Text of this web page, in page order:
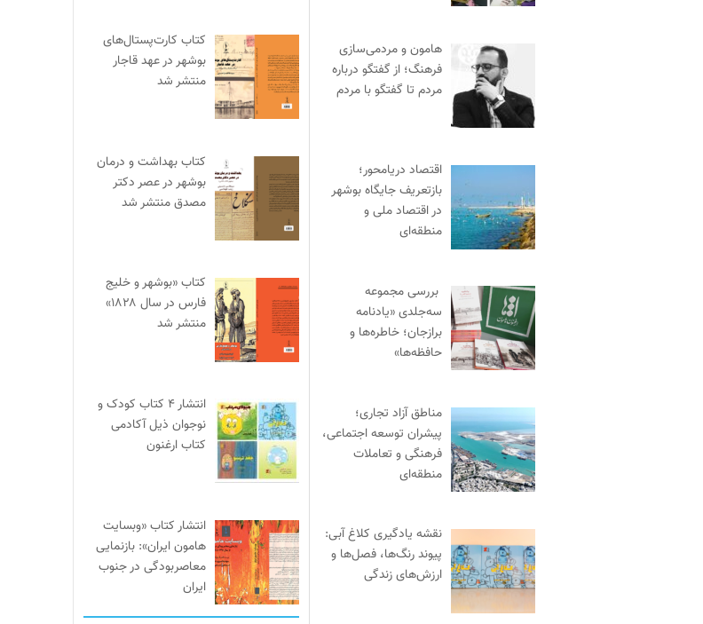
کتاب کارت‌پستال‌های
بوشهر در عهد قاجار
منتشر شد
کتاب بهداشت و درمان
بوشهر در عصر دکتر
مصدق منتشر شد
کتاب «بوشهر و خلیج
فارس در سال ۱۸۲۸»
منتشر شد
انتشار ۴ کتاب کودک و
نوجوان ذیل آکادمی
کتاب ارغنون
انتشار کتاب «وبسایت
هامون ایران»: بازنمایی
معاصربودگی در جنوب
ایران
هامون و مردمی‌سازی
فرهنگ؛ از گفتگو درباره
مردم تا گفتگو با مردم
اقتصاد دریامحور؛
بازتعریف جایگاه بوشهر
در اقتصاد ملی و
منطقه‌ای
بررسی مجموعه
سه‌جلدی «یادنامه
برازجان؛ خاطره‌ها و
حافظه‌ها»
مناطق آزاد تجاری؛
پیشران توسعه اجتماعی،
فرهنگی و تعاملات
منطقه‌ای
نقشه یادگیری کلاغ آبی:
پیوند رنگ‌ها، فصل‌ها و
ارزش‌های زندگی